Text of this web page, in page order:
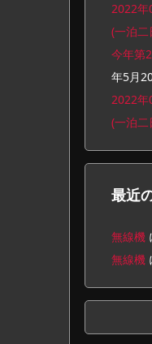
2022年
(一泊二
今年第
年5月
2022年
(一泊二
最近
無線機
無線機